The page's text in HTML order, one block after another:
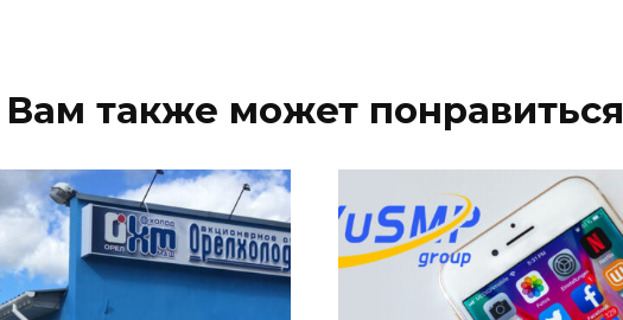
Вам также может понравиться